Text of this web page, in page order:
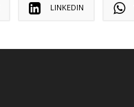
LINKEDIN